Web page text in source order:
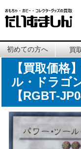
初めての方へ 買
【買取価格
ル・ドラゴ
【RGBT-